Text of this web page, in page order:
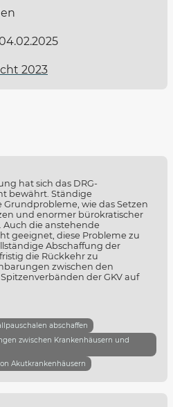
2023
hat sich das DRG-
bewährt. Ständige
wie das Setzen
und enormer bürokratischer
die anstehende
geeignet, diese Probleme zu
Abschaffung der
die Rückkehr zu
zwischen den
der GKV auf
abschaffen
zwischen Krankenhäusern und
Akutkrankenhäusern